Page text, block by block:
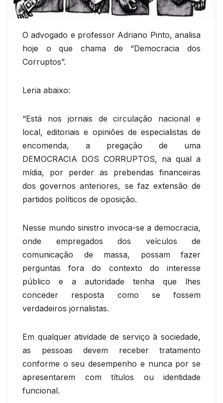
O advogado e professor Adriano Pinto, analisa
hoje o que chama de “Democracia dos
Corruptos”.
Leria abaixo:
“Está nos jornais de circulação nacional e
local, editoriais e opiniões de especialistas de
encomenda, a pregação de uma
DEMOCRACIA DOS CORRUPTOS, na qual a
mídia, por perder as prebendas financeiras
dos governos anteriores, se faz extensão de
partidos políticos de oposição.
Nesse mundo sinistro invoca-se a democracia,
onde empregados dos veículos de
comunicação de massa, possam fazer
perguntas fora do contexto do interesse
público e a autoridade tenha que lhes
conceder resposta como se fossem
verdadeiros jornalistas.
Em qualquer atividade de serviço à sociedade,
as pessoas devem receber tratamento
conforme o seu desempenho e nunca por se
apresentarem com títulos ou identidade
funcional.